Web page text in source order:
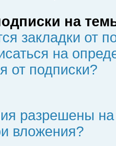
на
закладки от
на
от подписки?
разрешены
вложения?